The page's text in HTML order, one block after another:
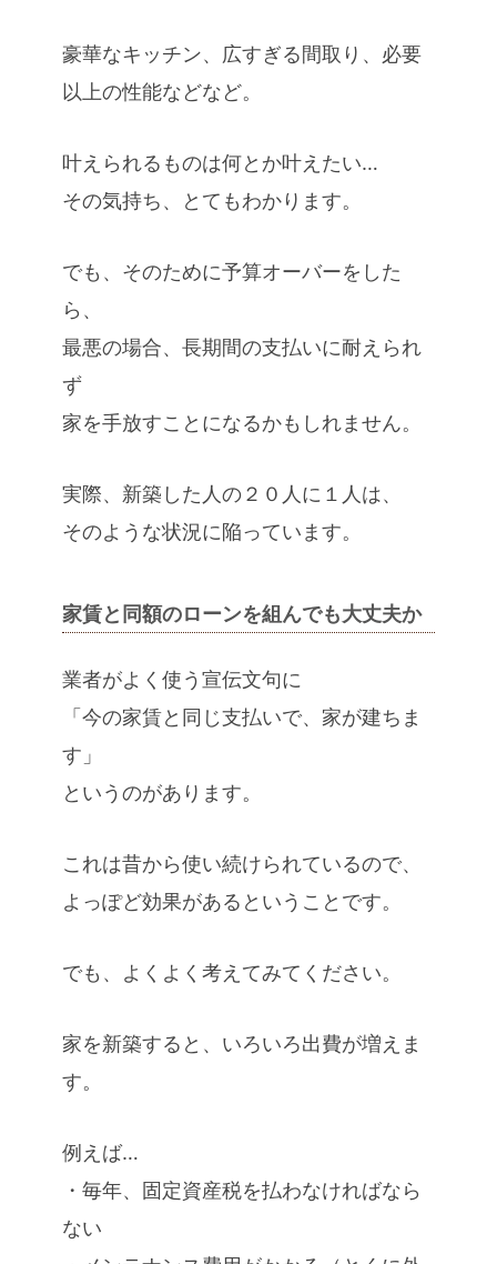
豪華なキッチン、広すぎる間取り、必要
以上の性能などなど。
叶えられるものは何とか叶えたい…
その気持ち、とてもわかります。
でも、そのために予算オーバーをした
ら、
最悪の場合、長期間の支払いに耐えられ
ず
家を手放すことになるかもしれません。
実際、新築した人の２０人に１人は、
そのような状況に陥っています。
家賃と同額のローンを組んでも大丈夫か
業者がよく使う宣伝文句に
「今の家賃と同じ支払いで、家が建ちま
す」
というのがあります。
これは昔から使い続けられているので、
よっぽど効果があるということです。
でも、よくよく考えてみてください。
家を新築すると、いろいろ出費が増えま
す。
例えば…
・毎年、固定資産税を払わなければなら
ない